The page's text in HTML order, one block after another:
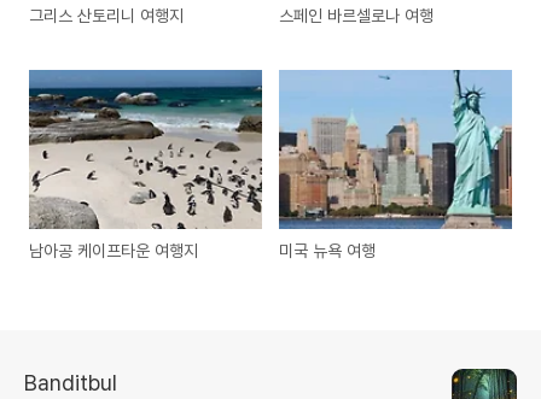
그리스 산토리니 여행지 스페인 바르셀로나 여행
남아공 케이프타운 여행지 미국 뉴욕 여행
Banditbul